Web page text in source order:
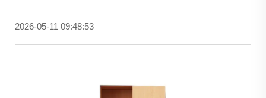
2026-05-11 09:48:53